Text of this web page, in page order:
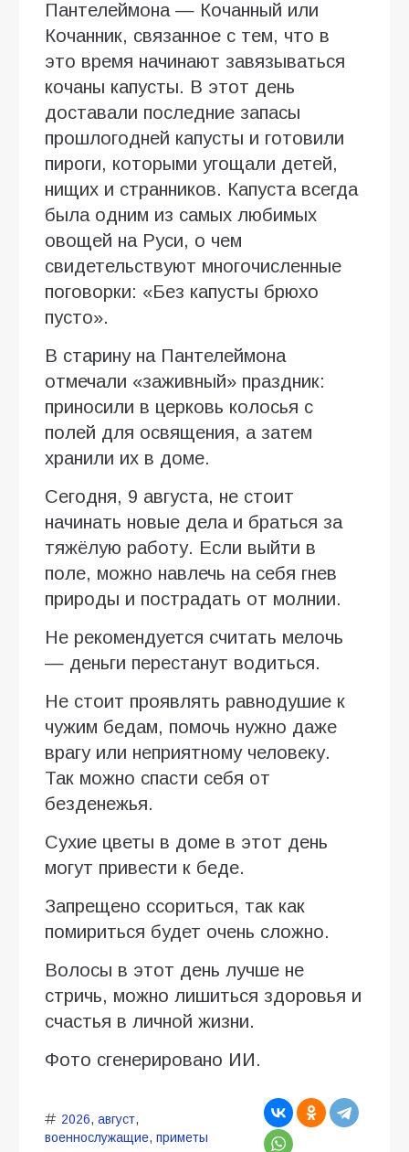
Пантелеймона — Кочанный или
Кочанник, связанное с тем, что в
это время начинают завязываться
кочаны капусты. В этот день
доставали последние запасы
прошлогодней капусты и готовили
пироги, которыми угощали детей,
нищих и странников. Капуста всегда
была одним из самых любимых
овощей на Руси, о чем
свидетельствуют многочисленные
поговорки: «Без капусты брюхо
пусто».
В старину на Пантелеймона
отмечали «заживный» праздник:
приносили в церковь колосья с
полей для освящения, а затем
хранили их в доме.
Сегодня, 9 августа, не стоит
начинать новые дела и браться за
тяжёлую работу. Если выйти в
поле, можно навлечь на себя гнев
природы и пострадать от молнии.
Не рекомендуется считать мелочь
— деньги перестанут водиться.
Не стоит проявлять равнодушие к
чужим бедам, помочь нужно даже
врагу или неприятному человеку.
Так можно спасти себя от
безденежья.
Сухие цветы в доме в этот день
могут привести к беде.
Запрещено ссориться, так как
помириться будет очень сложно.
Волосы в этот день лучше не
стричь, можно лишиться здоровья и
счастья в личной жизни.
Фото сгенерировано ИИ.
2026, август,
военнослужащие, приметы